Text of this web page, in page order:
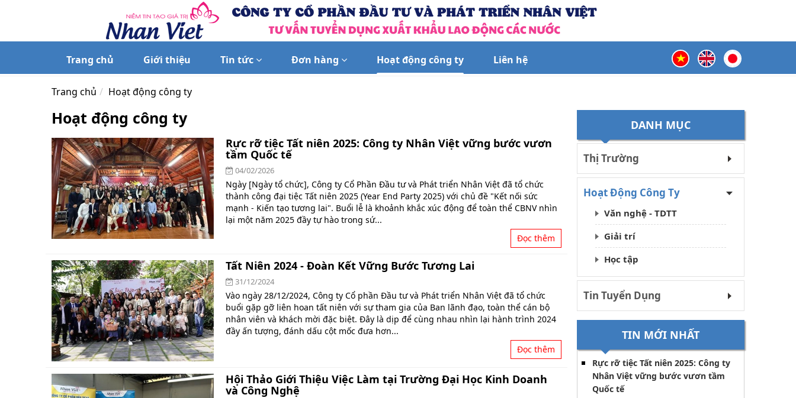
Trang chủ Giới thiệu Tin tức Đơn hàng Hoạt động công ty Liên hệ
Trang chủ Hoạt động công ty
Hoạt động công ty
Rực rỡ tiệc Tất niên 2025: Công ty Nhân Việt vững bước vươn
tầm Quốc tế
04/02/2026
Ngày [Ngày tổ chức], Công ty Cổ Phần Đầu tư và Phát triển Nhân Việt đã tổ chức
thành công đại tiệc Tất niên 2025 (Year End Party 2025) với chủ đề "Kết nối sức
mạnh - Kiến tạo tương lai". Buổi lễ là khoảnh khắc xúc động để toàn thể CBNV nhìn
lại một năm 2025 đầy tự hào trong sứ...
Đọc thêm
Tất Niên 2024 - Đoàn Kết Vững Bước Tương Lai
31/12/2024
Vào ngày 28/12/2024, Công ty Cổ phần Đầu tư và Phát triển Nhân Việt đã tổ chức
buổi gặp gỡ liên hoan tất niên với sự tham gia của Ban lãnh đạo, toàn thể cán bộ
nhân viên và khách mời đặc biệt. Đây là dịp để cùng nhau nhìn lại hành trình 2024
đầy ấn tượng, đánh dấu cột mốc đưa hơn...
Đọc thêm
Hội Thảo Giới Thiệu Việc Làm tại Trường Đại Học Kinh Doanh
và Công Nghệ
DANH MỤC
Thị Trường
Hoạt Động Công Ty
Văn nghệ - TDTT
Giải trí
Học tập
Tin Tuyển Dụng
TIN MỚI NHẤT
Rực rỡ tiệc Tất niên 2025: Công ty
Nhân Việt vững bước vươn tầm
Quốc tế